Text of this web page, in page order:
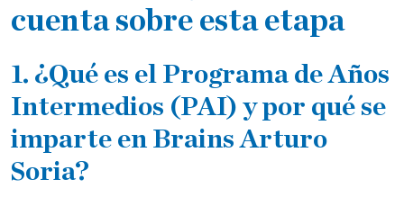
cuenta sobre esta etapa
1. ¿Qué es el Programa de Años
Intermedios (PAI) y por qué se
imparte en Brains Arturo
Soria?